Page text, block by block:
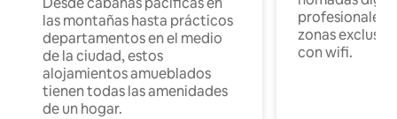
las montañas hasta prácticos
departamentos en el medio
de la ciudad, estos
alojamientos amueblados
tienen todas las amenidades
de un hogar.
profesionales
zonas
con wifi.